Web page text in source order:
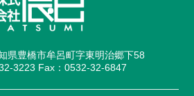
県豊橋市牟呂町字東明治郷下58
3223 Fax：0532-32-6847